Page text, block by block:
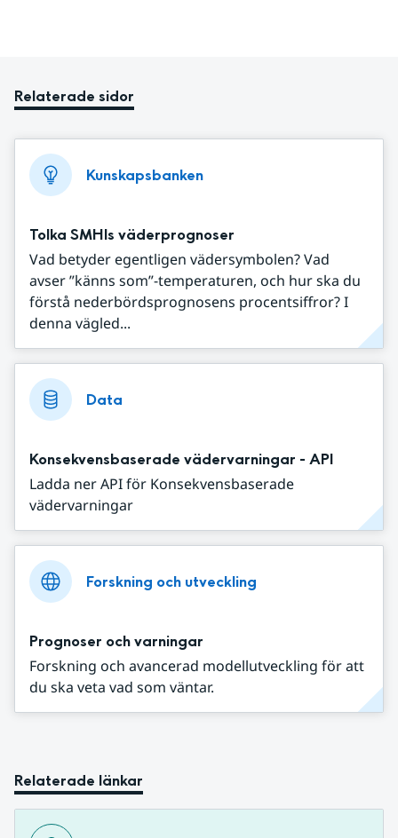
Relaterade sidor
Kunskapsbanken
Tolka SMHIs väderprognoser
Vad betyder egentligen vädersymbolen? Vad
avser ”känns som”-temperaturen, och hur ska du
förstå nederbördsprognosens procentsiffror? I
denna vägled...
Data
Konsekvensbaserade vädervarningar - API
Ladda ner API för Konsekvensbaserade
vädervarningar
Forskning och utveckling
Prognoser och varningar
Forskning och avancerad modellutveckling för att
du ska veta vad som väntar.
Relaterade länkar